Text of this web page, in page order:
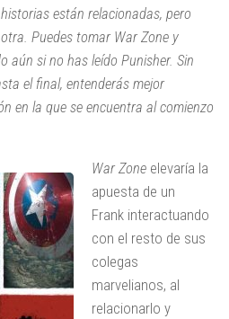
están relacionadas, pero
Puedes tomar War Zone y
aún si no has leído Punisher. Sin
el final, entenderás mejor
en la que se encuentra al comienzo
War Zone elevaría la
apuesta de un
Frank interactuando
con el resto de sus
colegas
marvelianos, al
relacionarlo y